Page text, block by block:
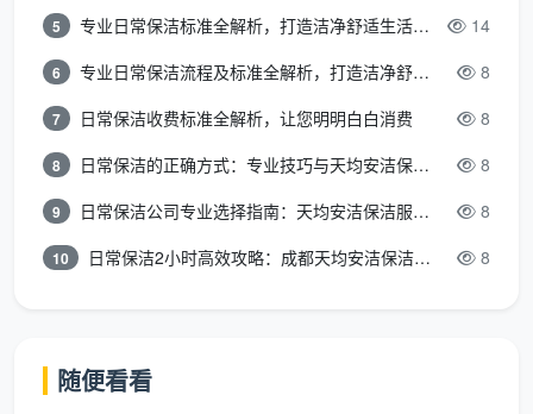
数区域可能出现轻微返灰，这是正常现象。成都天均安
洁保洁承诺72小时内非人为二次污染，免费上门返工。
公司 成色的试金石。
我们的收费标准长这样
在成都天均安洁保洁，“成都开荒保洁服务公司”这
5 专业日常保洁标准全解析，打造洁净舒适生活空间 14
6 专业日常保洁流程及标准全解析，打造洁净舒适环境 8
7 日常保洁收费标准全解析，让您明明白白消费 8
8 日常保洁的正确方式：专业技巧与天均安洁保洁服务全解析 8
9 日常保洁公司专业选择指南：天均安洁保洁服务全解析 8
10 日常保洁2小时高效攻略：成都天均安洁保洁专业时间管理方案 8
随便看看